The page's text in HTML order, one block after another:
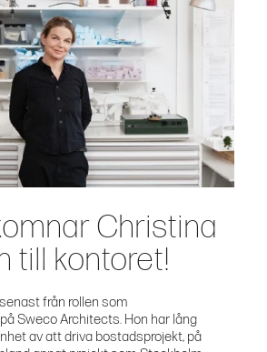
Christina
till kontoret!
från rollen som
Sweco Architects. Hon har lång
av att driva bostadsprojekt, på